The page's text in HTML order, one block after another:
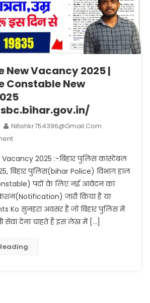
New Vacancy 2025 |
Constable New
Nitishkr754396@gmail.com
On
Police
New
Vacancy
2025
|
Bihar
Constable
Vacancy 2025 :-बिहार पुलिस कांस्टेबल
बिहार पुलिस(bihar Police) विभाग हाल
पदों के लिए नई आवेदन का
जारी किया है या
Ko सुनहरा अवसर है जो बिहार पुलिस में
सेवा देना चाहते हैं इस लेख में […]